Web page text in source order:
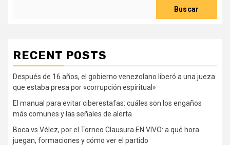
Buscar
RECENT POSTS
Después de 16 años, el gobierno venezolano liberó a una jueza
que estaba presa por «corrupción espiritual»
El manual para evitar ciberestafas: cuáles son los engaños
más comunes y las señales de alerta
Boca vs Vélez, por el Torneo Clausura EN VIVO: a qué hora
juegan, formaciones y cómo ver el partido